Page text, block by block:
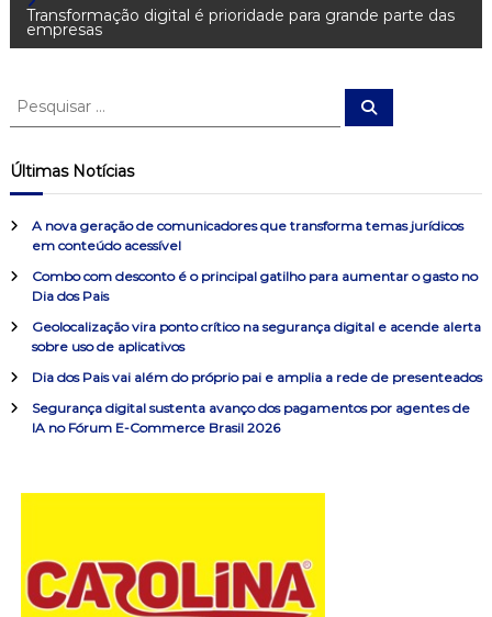
v
e
g
a
d
P
Transformação digital é prioridade para grande parte das
empresas
P
q
u
s
r
o
:
P
s
r
Últimas Notícias
A nova geração de comunicadores que transforma temas jurídicos
em conteúdo acessível
Combo com desconto é o principal gatilho para aumentar o gasto no
Dia dos Pais
Geolocalização vira ponto crítico na segurança digital e acende alerta
sobre uso de aplicativos
Dia dos Pais vai além do próprio pai e amplia a rede de presenteados
Segurança digital sustenta avanço dos pagamentos por agentes de
IA no Fórum E-Commerce Brasil 2026